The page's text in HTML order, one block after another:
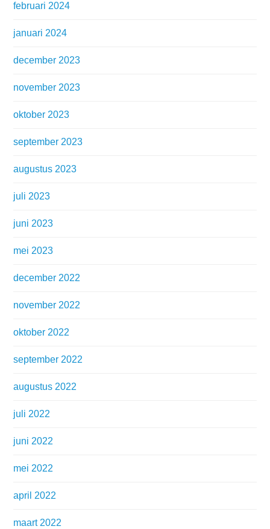
februari 2024
januari 2024
december 2023
november 2023
oktober 2023
september 2023
augustus 2023
juli 2023
juni 2023
mei 2023
december 2022
november 2022
oktober 2022
september 2022
augustus 2022
juli 2022
juni 2022
mei 2022
april 2022
maart 2022